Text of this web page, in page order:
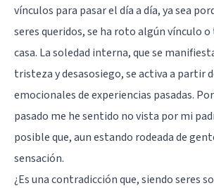
vínculos para pasar el día a día, ya sea
seres queridos, se ha roto algún vínculo o
casa. La soledad interna, que se
tristeza y desasosiego, se activa a partir
emocionales de experiencias pasadas.
pasado me he sentido no vista por mi
posible que, aun estando rodeada de
sensación.
¿Es una contradicción que, siendo seres